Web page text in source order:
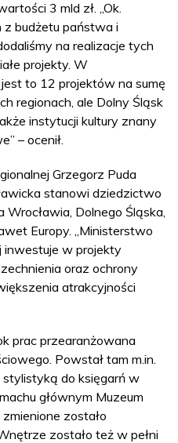
3 mld zł. „Ok.
z budżetu państwa i
na realizacje tych
projekty. W
to 12 projektów na sumę
regionach, ale Dolny Śląsk
instytucji kultury znany
– ocenił.
Grzegorz Puda
stanowi dziedzictwo
Dolnego Śląska,
Europy. „Ministerstwo
inwestuje w projekty
oraz ochrony
atrakcyjności
prac przearanżowana
Powstał tam m.in.
do księgarń w
głównym Muzeum
zostało
zostało też w pełni